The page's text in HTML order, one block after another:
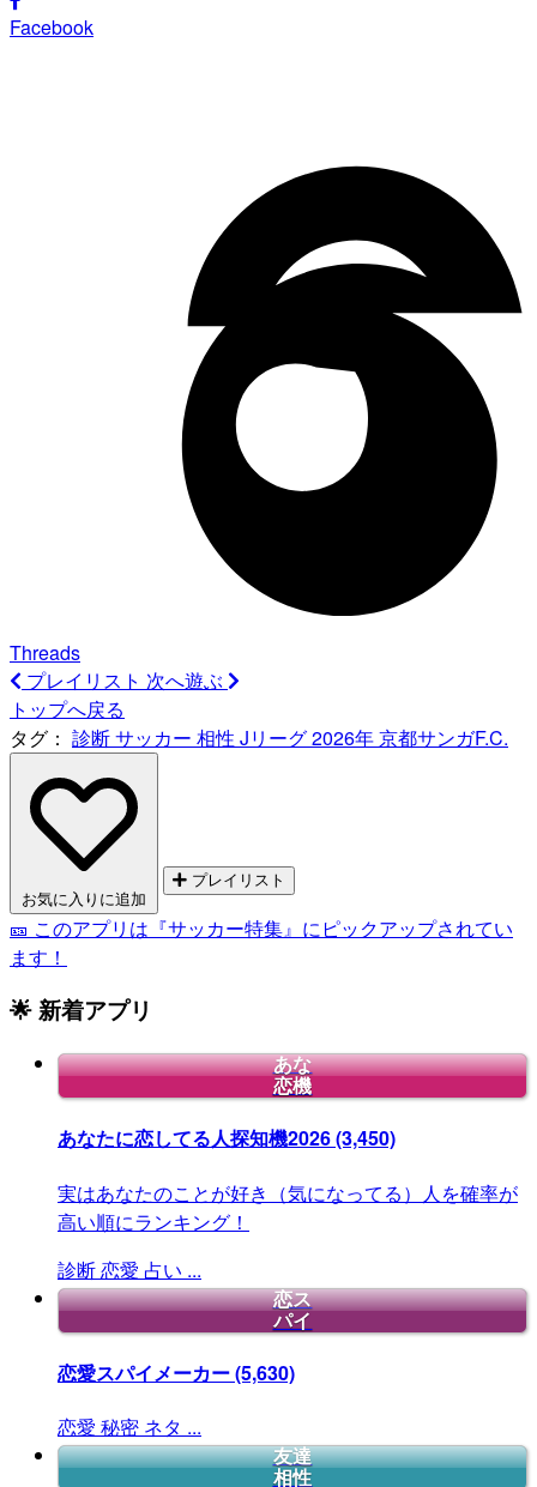
Facebook
Threads
プレイリスト 次へ遊ぶ
トップへ戻る
タグ： 診断サッカー 相性 Jリーグ2026年京都サンガF.C.
お気に入りに追加
プレイリスト
🎫 このアプリは『サッカー特集』にピックアップされてい
ます！
🌟 新着アプリ
あな
恋機
あなたに恋してる人探知機2026(3,450)
実はあなたのことが好き（気になってる）人を確率が
高い順にランキング！
診断恋愛 占い ...
恋ス
パイ
恋愛スパイメーカー(5,630)
恋愛 秘密 ネタ ...
友達
相性